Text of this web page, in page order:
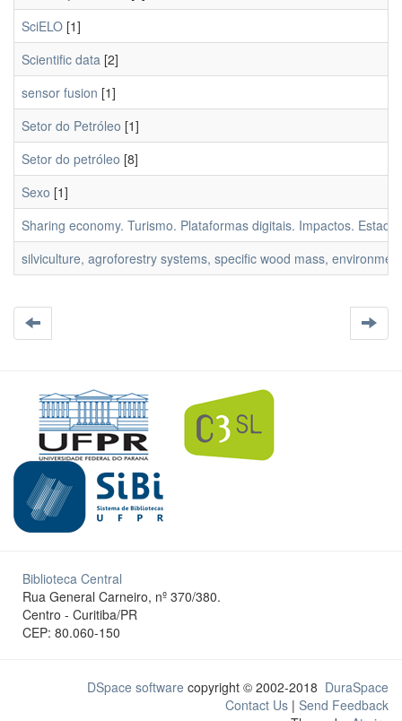
SciELO [1]
Scientific data [2]
sensor fusion [1]
Setor do Petróleo [1]
Setor do petróleo [8]
Sexo [1]
Sharing economy. Turismo. Plataformas digitais. Impactos.
silviculture, agroforestry systems, specific wood mass,
Biblioteca Central
Rua General Carneiro, nº 370/380.
Centro - Curitiba/PR
CEP: 80.060-150
DSpace software copyright © 2002-2018 DuraSpace
Contact Us | Send Feedback